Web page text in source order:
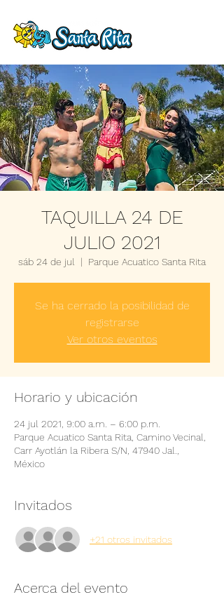
TAQUILLA 24 DE
JULIO 2021
sáb 24 de jul
  |
Parque Acuatico Santa Rita
Se ha cerrado la posibilidad de
registrarse
Ver otros eventos
Horario y ubicación
24 jul 2021, 9:00 a.m. – 6:00 p.m.
Parque Acuatico Santa Rita, Camino Vecinal,
Carr Ayotlán la Ribera S/N, 47940 Jal.,
México
Invitados
+21 otros invitados
Acerca del evento